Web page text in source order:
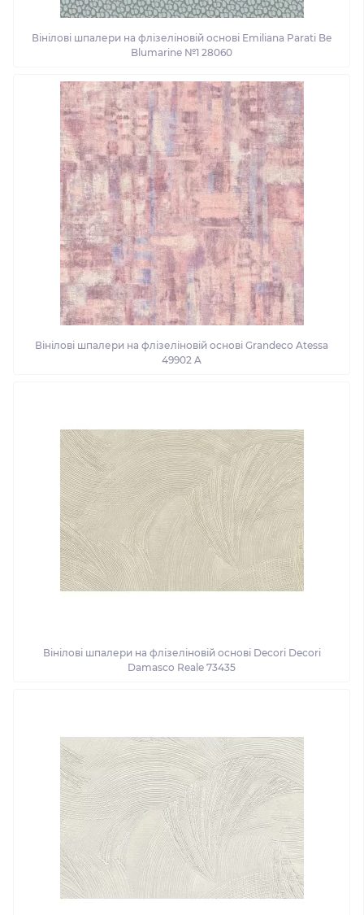
Вінілові шпалери на флізеліновій основі Emiliana Parati Be
Blumarine №1 28060
Вінілові шпалери на флізеліновій основі Grandeco Atessa
49902 A
Вінілові шпалери на флізеліновій основі Decori Decori
Damasco Reale 73435